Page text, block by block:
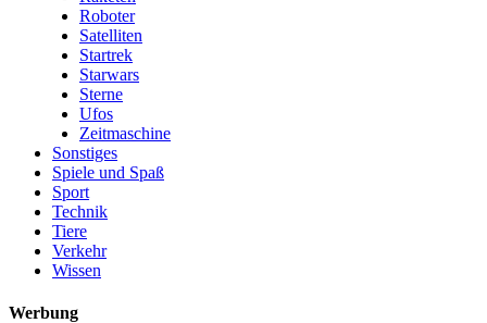
Roboter
Satelliten
Startrek
Starwars
Sterne
Ufos
Zeitmaschine
Sonstiges
Spiele und Spaß
Sport
Technik
Tiere
Verkehr
Wissen
Werbung